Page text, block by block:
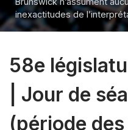
inexactitudes de
58e
| Jour de
(période